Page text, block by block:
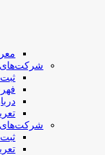
شرکت‌های
شرکت‌های